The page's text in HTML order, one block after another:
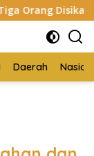
Daerah